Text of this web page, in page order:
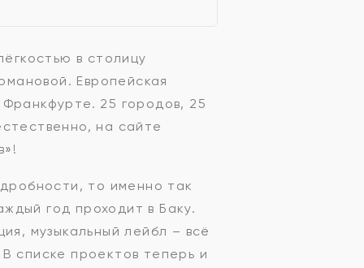
в столицу
Европейская
25 городов, 25
на сайте
то именно так
год проходит в Баку.
музыкальный лейбл – всё
списке проектов теперь и